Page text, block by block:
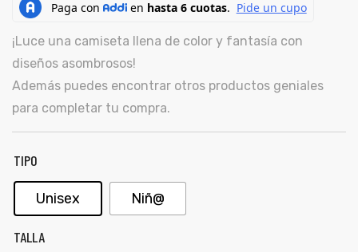
SIGUENOS EN REDES
¡Luce una camiseta llena de color y fantasía con
diseños asombrosos!
Además puedes encontrar otros productos geniales
para completar tu compra.
TIPO
Unisex Niñ@
TALLA
Store